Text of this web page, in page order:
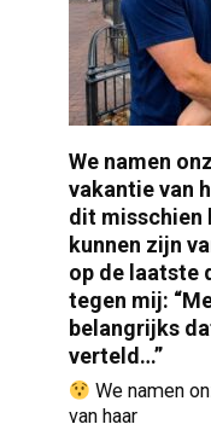
We namen
vakantie van
dit misschien
kunnen zijn
op de laatste
tegen mij:
belangrijks
verteld…”
We namen
van haar